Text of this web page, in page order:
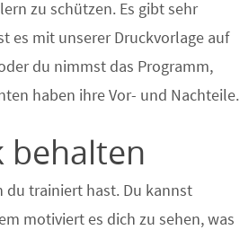
zu schützen. Es gibt sehr
es mit unserer Druckvorlage auf
du nimmst das Programm,
haben ihre Vor- und Nachteile.
behalten
du trainiert hast. Du kannst
motiviert es dich zu sehen, was